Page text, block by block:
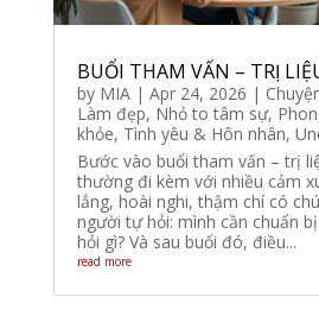
BUỔI THAM VẤN – TRỊ
by MIA| Apr 24, 2026 |
Làm đẹp, Nhỏ to tâm sự,
khỏe, Tình yêu & Hôn nhân,
Bước vào buổi tham vấn – trị
thường đi kèm với nhiều cảm
lắng, hoài nghi, thậm chí có
người tự hỏi: mình cần chuẩn
hỏi gì? Và sau buổi đó, điều...
read more